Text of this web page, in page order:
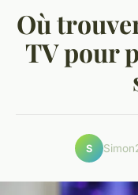
Où
TV pour
S Simon